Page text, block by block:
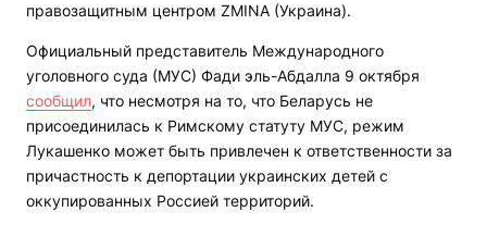
правозащитным центром ZMINA (Украина).
Официальный представитель Международного
уголовного суда (МУС) Фади эль-Абдалла 9 октября
сообщил, что несмотря на то, что Беларусь не
присоединилась к Римскому статуту МУС, режим
Лукашенко может быть привлечен к ответственности за
причастность к депортации украинских детей с
оккупированных Россией территорий.